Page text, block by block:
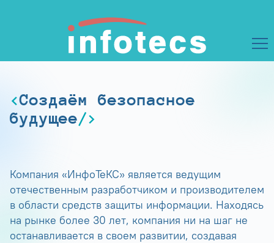
Создаём безопасное
будущее
Компания «ИнфоТеКС» является ведущим
отечественным разработчиком и производителем
в области средств защиты информации. Находясь
на рынке более 30 лет, компания ни на шаг не
останавливается в своем развитии, создавая